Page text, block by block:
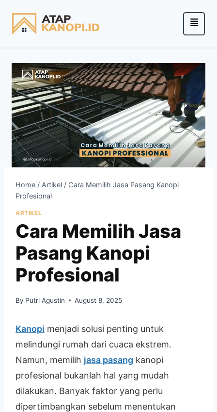
Home / Artikel / Cara Memilih Jasa Pasang Kanopi
Profesional
ARTIKEL
Cara Memilih Jasa
Pasang Kanopi
Profesional
By Putri Agustin August 8, 2025
Kanopi menjadi solusi penting untuk
melindungi rumah dari cuaca ekstrem.
Namun, memilih jasa pasang kanopi
profesional bukanlah hal yang mudah
dilakukan. Banyak faktor yang perlu
dipertimbangkan sebelum menentukan